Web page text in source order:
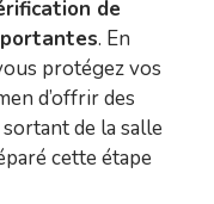
de
. En
protégez vos
d’offrir des
de la salle
cette étape